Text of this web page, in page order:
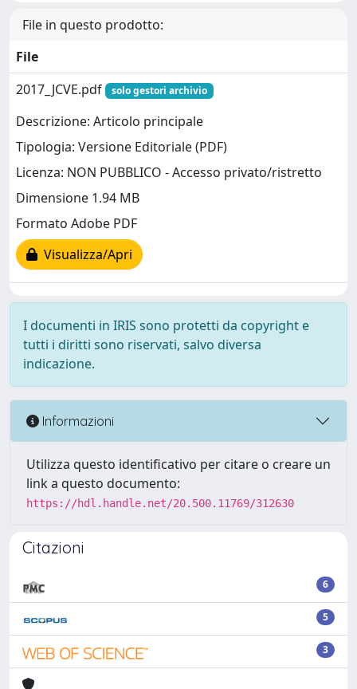
File in questo prodotto:
File
2017_JCVE.pdf
solo gestori archivio
Descrizione: Articolo principale
Tipologia: Versione Editoriale (PDF)
Licenza: NON PUBBLICO - Accesso privato/ristretto
Dimensione 1.94 MB
Formato Adobe PDF
Visualizza/Apri
I documenti in IRIS sono protetti da copyright e
tutti i diritti sono riservati, salvo diversa
indicazione.
Informazioni
Utilizza questo identificativo per citare o creare un
link a questo documento:
https://hdl.handle.net/20.500.11769/312630
Citazioni
6
5
3